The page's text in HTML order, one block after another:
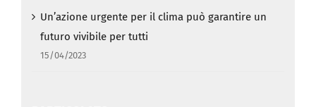
Un’azione urgente per il clima può garantire un
futuro vivibile per tutti
15/04/2023